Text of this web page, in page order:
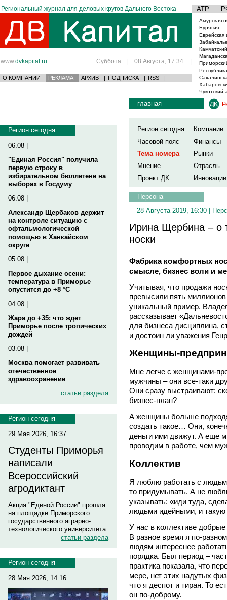
Региональный журнал для деловых кругов Дальнего Востока АТР
www.dvkapital.ru Суббота | 08 Августа, 17:34 |
О КОМПАНИИ РЕКЛАМА АРХИВ | ПОДПИСКА | RSS |
Амурская
Бурятия
Еврейская
Чукотский
Регион сегодня
06.08 |
"Единая Россия" получила
первую строку в
избирательном бюллетене на
выборах в Госдуму
06.08 |
Александр Щербаков держит
на контроле ситуацию с
офтальмологической
помощью в Ханкайском
округе
05.08 |
Первое дыхание осени:
температура в Приморье
опустится до +8 °C
04.08 |
Жара до +35: что ждет
Приморье после тропических
дождей
03.08 |
Москва помогает развивать
отечественное
здравоохранение
статьи раздела
Регион сегодня
29 Мая 2026, 16:37
Студенты Приморья
написали
Всероссийский
агродиктант
Акция "Единой России" прошла
на площадке Приморского
государственного аграрно-
технологического университета
статьи раздела
Регион сегодня
28 Мая 2026, 14:16
главная
Регион сегодня
Компании
Часовой пояс
Финансы
Тема номера
Рынки
Мнение
Отрасль
Проект ДК
Инновации
Персона
28 Августа 2019, 16:30 |
Ирина Щербина – о
носки
Фабрика комфортных
смысле, бизнес воли и
Учитывая, что продажи
превысили пять
уникальный пример.
рассказывает
для бизнеса дисциплина,
и достоин ли уважения
Женщины-
Мне легче с женщинами-
мужчины – они все-таки
Они сразу выстраивают:
бизнес-план?
А женщины больше
создать такое… Они,
деньги ими движут. А еще
проводим в работе, чем
Коллектив
Я люблю работать с
то придумывать. А не
указывать: «иди туда,
людьми идейными, и
У нас в коллективе
В разное время я по-
людям интереснее
порядка. Был период –
практика показала, что
мере, нет этих надутых
что я деспот и тиран. То
он по-доброму.